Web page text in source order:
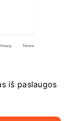
iš paslaugos